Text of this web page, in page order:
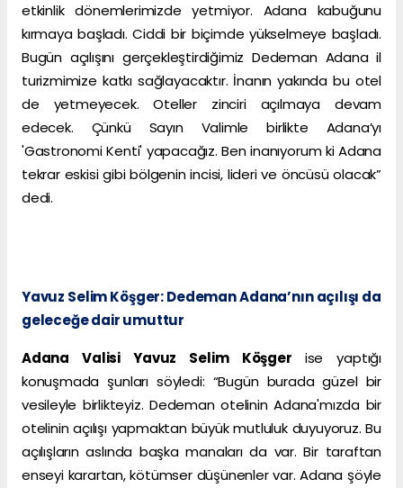
etkinlik dönemlerimizde yetmiyor. Adana kabuğunu
kırmaya başladı. Ciddi bir biçimde yükselmeye başladı.
Bugün açılışını gerçekleştirdiğimiz Dedeman Adana il
turizmimize katkı sağlayacaktır. İnanın yakında bu otel
de yetmeyecek. Oteller zinciri açılmaya devam
edecek. Çünkü Sayın Valimle birlikte Adana’yı
'Gastronomi Kenti' yapacağız. Ben inanıyorum ki Adana
tekrar eskisi gibi bölgenin incisi, lideri ve öncüsü olacak”
dedi.
Yavuz Selim Köşger: Dedeman Adana’nın açılışı da
geleceğe dair umuttur
Adana Valisi Yavuz Selim Köşger ise yaptığı
konuşmada şunları söyledi: “Bugün burada güzel bir
vesileyle birlikteyiz. Dedeman otelinin Adana'mızda bir
otelinin açılışı yapmaktan büyük mutluluk duyuyoruz. Bu
açılışların aslında başka manaları da var. Bir taraftan
enseyi karartan, kötümser düşünenler var. Adana şöyle